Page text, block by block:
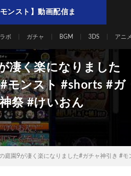
ンスト】動画配信ま
ボ ガチャ BGM 3DS アニ
凄く楽になりました
モンスト #shorts #ガ
祭 #けいおん
庭園9が凄く楽になりました#ガチャ神引き #